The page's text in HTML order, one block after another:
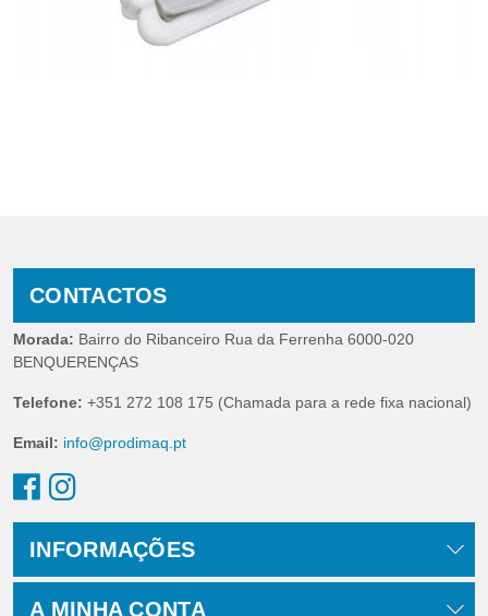
CONTACTOS
Morada: Bairro do Ribanceiro Rua da Ferrenha 6000-020
BENQUERENÇAS
Telefone: +351 272 108 175 (Chamada para a rede fixa nacional)
Email: info@prodimaq.pt
INFORMAÇÕES
A MINHA CONTA